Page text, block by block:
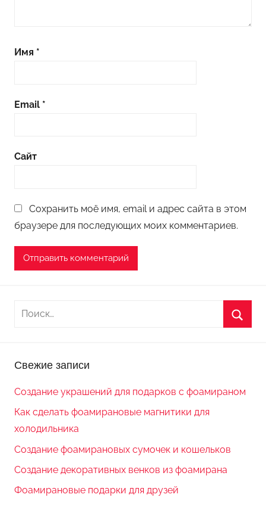
а
Имя *
Email *
Сайт
Сохранить моё имя, email и адрес сайта в этом
браузере для последующих моих комментариев.
:
Свежие записи
Создание украшений для подарков с фоамираном
Как сделать фоамирановые магнитики для
холодильника
Создание фоамирановых сумочек и кошельков
Создание декоративных венков из фоамирана
Фоамирановые подарки для друзей